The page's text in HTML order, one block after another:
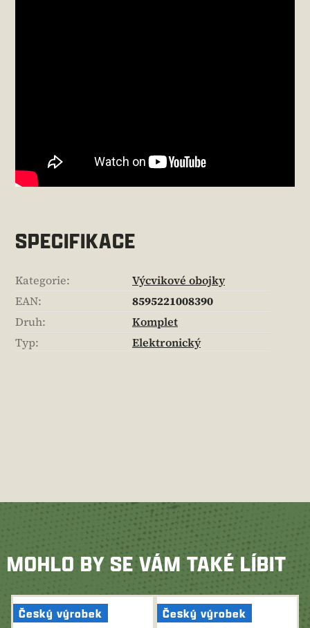
SPECIFIKACE
Kategorie:
Výcvikové obojky
EAN:
8595221008390
Druh:
Komplet
Typ: Elektronický
MOHLO BY SE VÁM TAKÉ LÍBIT
Český výrobek Český výrobek